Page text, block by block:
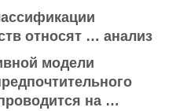
относят … анализ
модели
на …